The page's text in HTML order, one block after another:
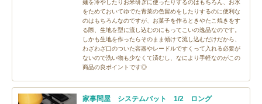
麺を冷やしたりお米研ぎに使ったりするのはもちろん、お水
をためておいてゆでた青菜の色留めをしたりするのに便利な
のはもちろんなのですが、お菓子を作るときやたこ焼きをす
る際、生地を型に流し込むのにもってこいの逸品なのです。
しかも生地を作ったらそのまま傾けて流し込むだけだから、
わざわざ口のついた容器やレードルですくって入れる必要が
ないので洗い物も少なくて済むし、なにより手軽なのがこの
商品の良ポイントです◎
家事問屋 システムバット 1/2 ロング